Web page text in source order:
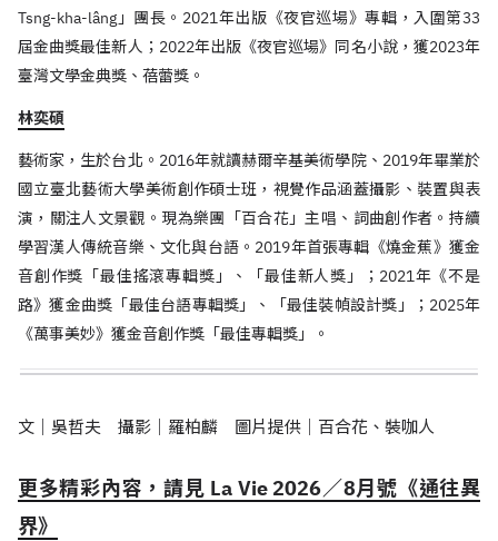
Tsng-kha-lâng」團長。2021年出版《夜官巡場》專輯，入圍第33
屆金曲獎最佳新人；2022年出版《夜官巡場》同名小說，獲2023年
臺灣文學金典獎、蓓蕾獎。
林奕碩
藝術家，生於台北。2016年就讀赫爾辛基美術學院、2019年畢業於
國立臺北藝術大學美術創作碩士班，視覺作品涵蓋攝影、裝置與表
演，關注人文景觀。現為樂團「百合花」主唱、詞曲創作者。持續
學習漢人傳統音樂、文化與台語。2019年首張專輯《燒金蕉》獲金
音創作獎「最佳搖滾專輯獎」、「最佳新人獎」；2021年《不是
路》獲金曲獎「最佳台語專輯獎」、「最佳裝幀設計獎」；2025年
《萬事美妙》獲金音創作獎「最佳專輯獎」。
文｜吳哲夫 攝影｜羅柏麟 圖片提供｜百合花、裝咖人
更多精彩內容，請見 La Vie 2026／8月號《通往異
界》